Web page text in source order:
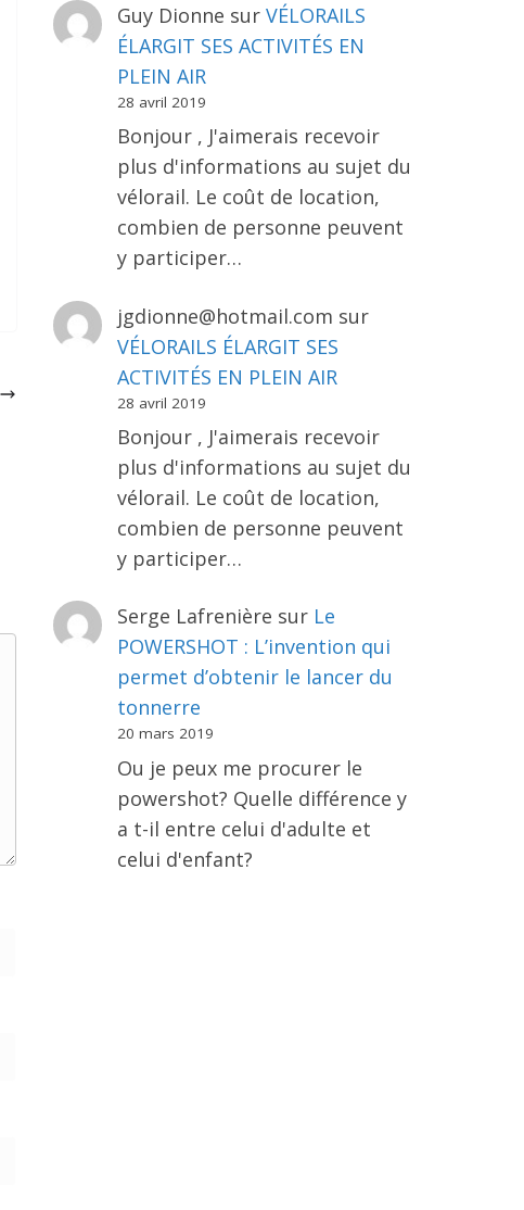
Guy Dionne sur VÉLORAILS
ÉLARGIT SES ACTIVITÉS EN
PLEIN AIR
28 avril 2019
Bonjour , J'aimerais recevoir
plus d'informations au sujet du
vélorail. Le coût de location,
combien de personne peuvent
y participer…
jgdionne@hotmail.com sur
VÉLORAILS ÉLARGIT SES
ACTIVITÉS EN PLEIN AIR
28 avril 2019
Bonjour , J'aimerais recevoir
plus d'informations au sujet du
vélorail. Le coût de location,
combien de personne peuvent
y participer…
Serge Lafrenière sur Le
POWERSHOT : L’invention qui
permet d’obtenir le lancer du
tonnerre
20 mars 2019
Ou je peux me procurer le
powershot? Quelle différence y
a t-il entre celui d'adulte et
celui d'enfant?